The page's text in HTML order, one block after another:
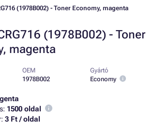
(1978B002) - Toner Economy, magenta
(1978B002) - Toner
magenta
OEM
1978B002
Gyártó
Economy
1500 oldal
3 Ft / oldal